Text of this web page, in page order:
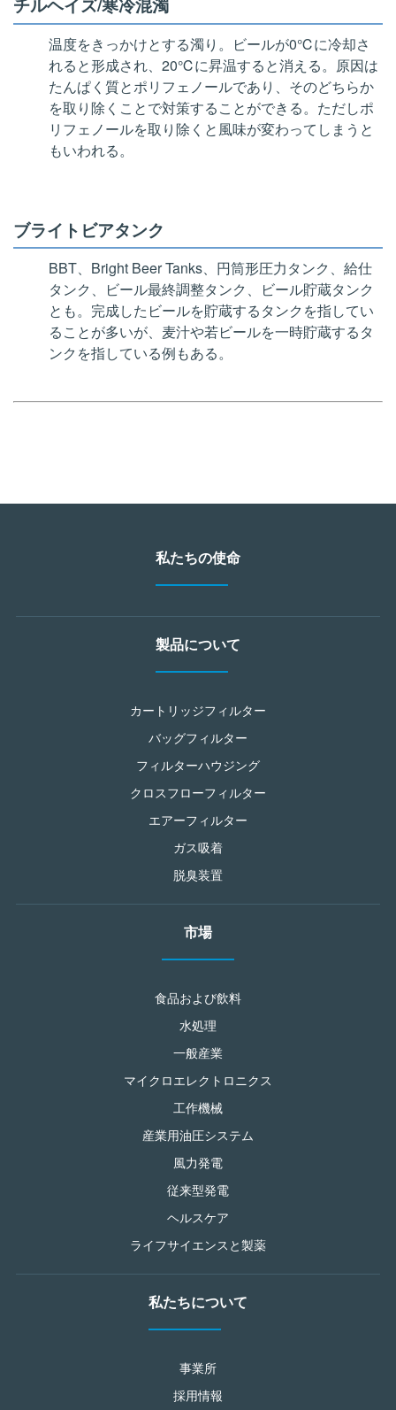
チルヘイズ/寒冷混濁
温度をきっかけとする濁り。ビールが0℃に冷却さ
れると形成され、20℃に昇温すると消える。原因は
たんぱく質とポリフェノールであり、そのどちらか
を取り除くことで対策することができる。ただしポ
リフェノールを取り除くと風味が変わってしまうと
もいわれる。
ブライトビアタンク
BBT、Bright Beer Tanks、円筒形圧力タンク、給仕
タンク、ビール最終調整タンク、ビール貯蔵タンク
とも。完成したビールを貯蔵するタンクを指してい
ることが多いが、麦汁や若ビールを一時貯蔵するタ
ンクを指している例もある。
私たちの使命
製品について
カートリッジフィルター
バッグフィルター
フィルターハウジング
クロスフローフィルター
エアーフィルター
ガス吸着
脱臭装置
市場
食品および飲料
水処理
一般産業
マイクロエレクトロニクス
工作機械
産業用油圧システム
風力発電
従来型発電
ヘルスケア
ライフサイエンスと製薬
私たちについて
事業所
採用情報